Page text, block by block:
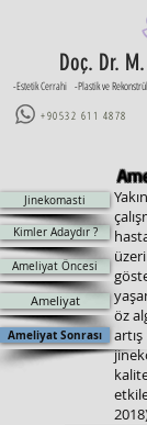
-Estetik Cerrahi -Plastik ve
Doç. Dr. M.
+90532 611 4878
Jinekomasti
Kimler Adaydır ?
Ameliyat Öncesi
Ameliyat
Ameliyat Sonrası
öz